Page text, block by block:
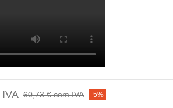
60,73 €com IVA -5%